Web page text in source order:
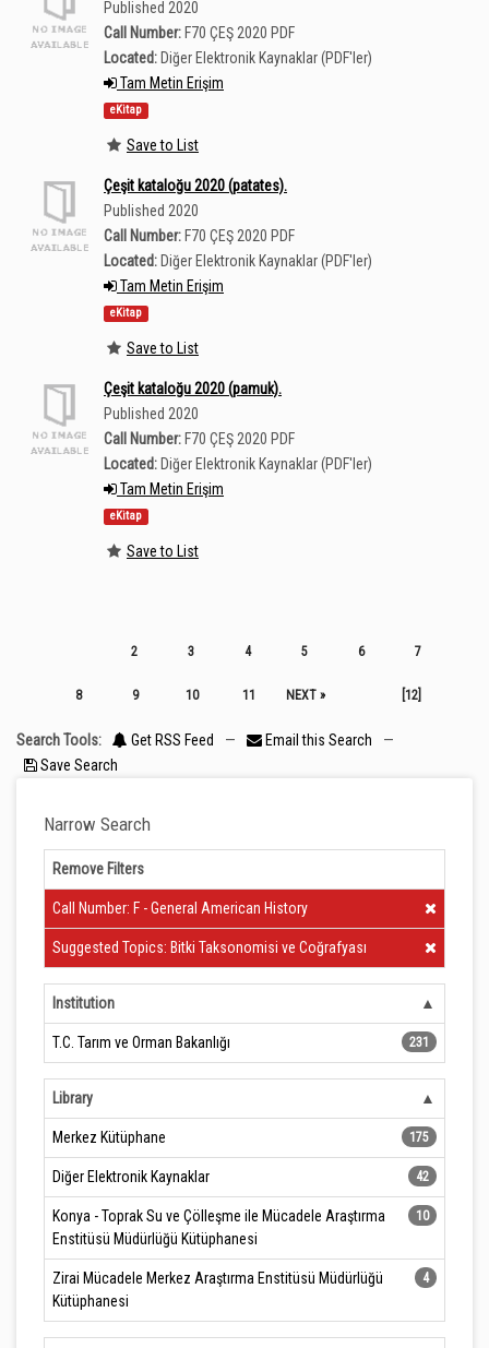
Published 2020
Call Number: F70 ÇEŞ 2020 PDF
Located: Diğer Elektronik Kaynaklar (PDF'ler)
Tam Metin Erişim
eKitap
Save to List
Çeşit kataloğu 2020 (patates).
Published 2020
Call Number: F70 ÇEŞ 2020 PDF
Located: Diğer Elektronik Kaynaklar (PDF'ler)
Tam Metin Erişim
eKitap
Save to List
Çeşit kataloğu 2020 (pamuk).
Published 2020
Call Number: F70 ÇEŞ 2020 PDF
Located: Diğer Elektronik Kaynaklar (PDF'ler)
Tam Metin Erişim
eKitap
Save to List
2 3 4 5 6 7
8 9 10 11 NEXT » [12]
Search Tools: Get RSS Feed — Email this Search
—
Save Search
Narrow Search
Remove Filters
Clear Filter
Call Number: F - General American History
Clear Filter
Suggested Topics: Bitki Taksonomisi ve Coğrafyası
Institution
T.C. Tarım ve Orman Bakanlığı 231
Library
Merkez Kütüphane 175
Diğer Elektronik Kaynaklar 42
Konya - Toprak Su ve Çölleşme ile Mücadele Araştırma
Enstitüsü Müdürlüğü Kütüphanesi
10
Zirai Mücadele Merkez Araştırma Enstitüsü Müdürlüğü
Kütüphanesi
4